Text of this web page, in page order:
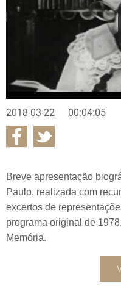
2018-03-22 00:04:05
Breve apresentação
Paulo, realizada com
excertos de
programa original de
Memória.